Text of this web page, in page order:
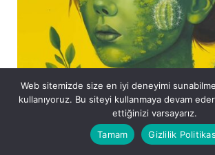
Fırat Altındal’ın “Yapısöküm”
Web sitemizde size en iyi deneyimi
kullanıyoruz. Bu siteyi kullanmaya devam
ettiğinizi varsayarız.
Tamam
Gizlilik